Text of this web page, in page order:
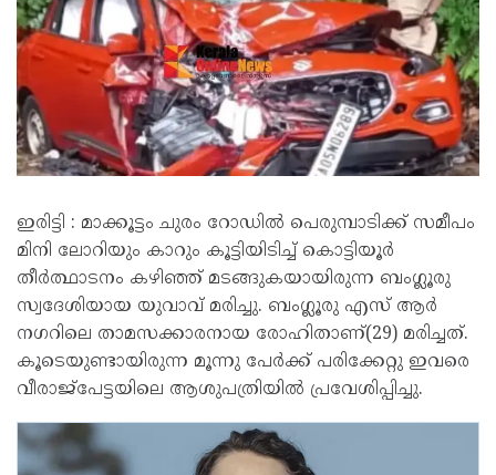
ഇരിട്ടി : മാക്കൂട്ടം ചുരം റോഡിൽ പെരുമ്പാടിക്ക് സമീപം
മിനി ലോറിയും കാറും കൂട്ടിയിടിച്ച് കൊട്ടിയൂർ
തീർത്ഥാടനം കഴിഞ്ഞ് മടങ്ങുകയായിരുന്ന ബംഗ്ലൂരു
സ്വദേശിയായ യുവാവ് മരിച്ചു. ബംഗ്ലൂരു എസ് ആർ
നഗറിലെ താമസക്കാരനായ രോഹിതാണ്(29) മരിച്ചത്.
കൂടെയുണ്ടായിരുന്ന മൂന്നു പേർക്ക് പരിക്കേറ്റു ഇവരെ
വീരാജ്പേട്ടയിലെ ആശുപത്രിയിൽ പ്രവേശിപ്പിച്ചു.